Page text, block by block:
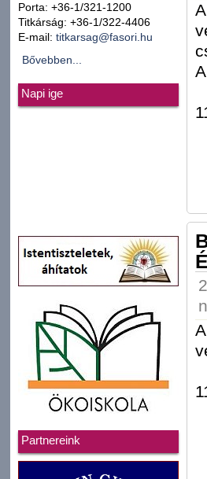
Porta: +36-1/321-1200
Titkárság: +36-1/322-4406
E-mail: titkarsag@fasori.hu
Bővebben...
Napi ige
Partnereink